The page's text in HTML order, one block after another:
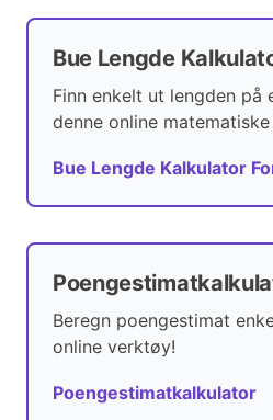
Bue Lengde
Finn enkelt ut lengden på
denne online
Bue Lengde Kalkulator
Beregn poengestimat
online verktøy!
Poengestimatkalkulator